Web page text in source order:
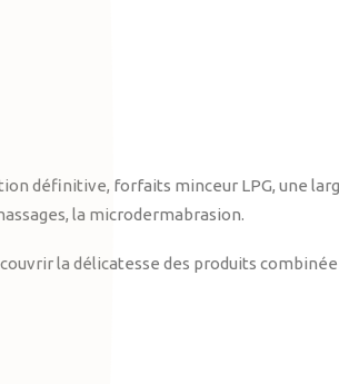
définitive, forfaits minceur LPG, une
la microdermabrasion.
la délicatesse des produits combinée